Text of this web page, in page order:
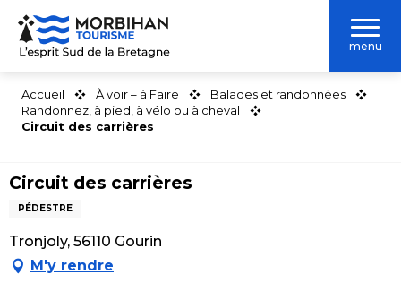
Aller
contenu
menu
Accueil À voir – à Faire
Balades et randonnées
Randonnez, à pied, à vélo ou à cheval
Circuit des carrières
Circuit des carrières
PÉDESTRE
Tronjoly, 56110 Gourin
M'y rendre